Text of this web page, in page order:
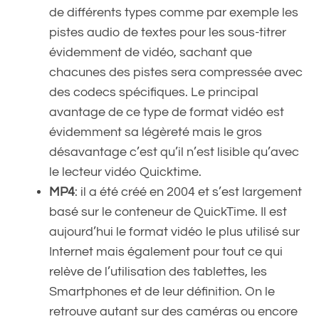
de différents types comme par exemple les
pistes audio de textes pour les sous-titrer
évidemment de vidéo, sachant que
chacunes des pistes sera compressée avec
des codecs spécifiques. Le principal
avantage de ce type de format vidéo est
évidemment sa légèreté mais le gros
désavantage c’est qu’il n’est lisible qu’avec
le lecteur vidéo Quicktime.
MP4: il a été créé en 2004 et s’est largement
basé sur le conteneur de QuickTime. Il est
aujourd’hui le format vidéo le plus utilisé sur
Internet mais également pour tout ce qui
relève de l’utilisation des tablettes, les
Smartphones et de leur définition. On le
retrouve autant sur des caméras ou encore